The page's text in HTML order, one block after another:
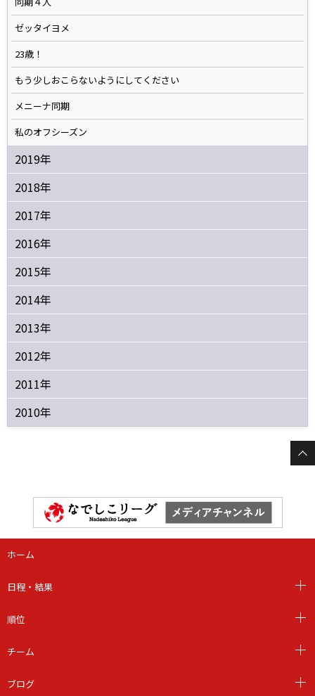
ゼッタイヨメ
23歳！
もう少しおこらないようにしてください
メニーナ同期
私のオフシーズン
2019年
2018年
2017年
2016年
2015年
2014年
2013年
2012年
2011年
2010年
ホーム
日程・結果
順位
チーム
ブログ